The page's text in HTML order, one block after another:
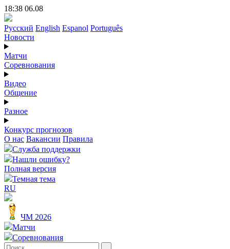
18:38 06.08
Русский English Espanol Português
Новости
Матчи
Соревнования
Видео
Общение
Разное
Конкурс прогнозов
О нас Вакансии Правила
Служба поддержки
Нашли ошибку?
Полная версия
Темная тема
RU
ЧМ 2026
Матчи
Соревнования